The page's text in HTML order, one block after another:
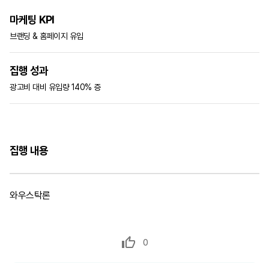
마케팅 KPI
브랜딩 & 홈페이지 유입
집행 성과
광고비 대비 유입량 140% 증
집행 내용
와우스탁론
0